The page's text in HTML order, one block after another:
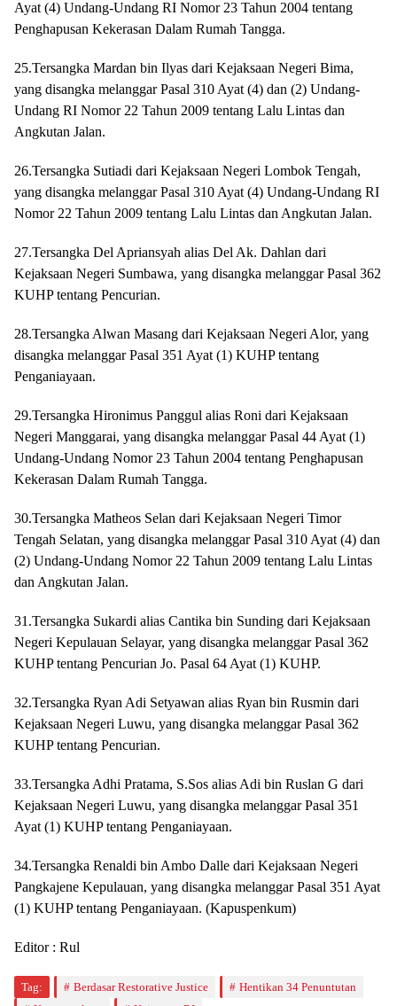
Ayat (4) Undang-Undang RI Nomor 23 Tahun 2004 tentang
Penghapusan Kekerasan Dalam Rumah Tangga.
25.Tersangka Mardan bin Ilyas dari Kejaksaan Negeri Bima,
yang disangka melanggar Pasal 310 Ayat (4) dan (2) Undang-
Undang RI Nomor 22 Tahun 2009 tentang Lalu Lintas dan
Angkutan Jalan.
26.Tersangka Sutiadi dari Kejaksaan Negeri Lombok Tengah,
yang disangka melanggar Pasal 310 Ayat (4) Undang-Undang RI
Nomor 22 Tahun 2009 tentang Lalu Lintas dan Angkutan Jalan.
27.Tersangka Del Apriansyah alias Del Ak. Dahlan dari
Kejaksaan Negeri Sumbawa, yang disangka melanggar Pasal 362
KUHP tentang Pencurian.
28.Tersangka Alwan Masang dari Kejaksaan Negeri Alor, yang
disangka melanggar Pasal 351 Ayat (1) KUHP tentang
Penganiayaan.
29.Tersangka Hironimus Panggul alias Roni dari Kejaksaan
Negeri Manggarai, yang disangka melanggar Pasal 44 Ayat (1)
Undang-Undang Nomor 23 Tahun 2004 tentang Penghapusan
Kekerasan Dalam Rumah Tangga.
30.Tersangka Matheos Selan dari Kejaksaan Negeri Timor
Tengah Selatan, yang disangka melanggar Pasal 310 Ayat (4) dan
(2) Undang-Undang Nomor 22 Tahun 2009 tentang Lalu Lintas
dan Angkutan Jalan.
31.Tersangka Sukardi alias Cantika bin Sunding dari Kejaksaan
Negeri Kepulauan Selayar, yang disangka melanggar Pasal 362
KUHP tentang Pencurian Jo. Pasal 64 Ayat (1) KUHP.
32.Tersangka Ryan Adi Setyawan alias Ryan bin Rusmin dari
Kejaksaan Negeri Luwu, yang disangka melanggar Pasal 362
KUHP tentang Pencurian.
33.Tersangka Adhi Pratama, S.Sos alias Adi bin Ruslan G dari
Kejaksaan Negeri Luwu, yang disangka melanggar Pasal 351
Ayat (1) KUHP tentang Penganiayaan.
34.Tersangka Renaldi bin Ambo Dalle dari Kejaksaan Negeri
Pangkajene Kepulauan, yang disangka melanggar Pasal 351 Ayat
(1) KUHP tentang Penganiayaan. (Kapuspenkum)
Editor : Rul
Tag: Berdasar Restorative Justice
Hentikan 34 Penuntutan